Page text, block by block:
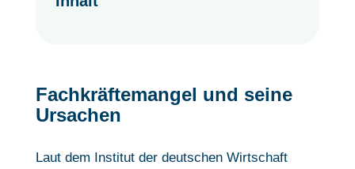
Fachkräftemangel und seine
Ursachen
Laut dem Institut der deutschen Wirtschaft